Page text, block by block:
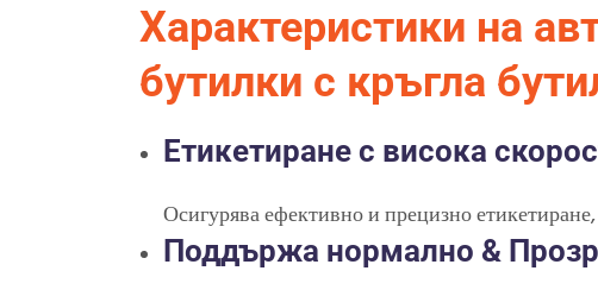
Характеристики на
бутилки с кръгла
Етикетиране с висока
Осигурява ефективно и прецизно
Поддържа нормално &